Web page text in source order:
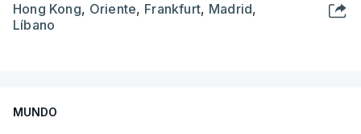
Hong Kong, Oriente, Frankfurt, Madrid,
Líbano
MUNDO